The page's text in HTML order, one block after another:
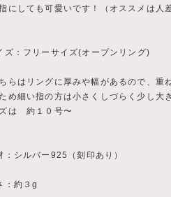
にしても可愛いです！（オススメは人
ズ：フリーサイズ(オープンリング)
らはリングに厚みや幅があるので、重
め細い指の方は小さくしづらく少し大
は 約１０号〜
：シルバー925（刻印あり）
：約３g